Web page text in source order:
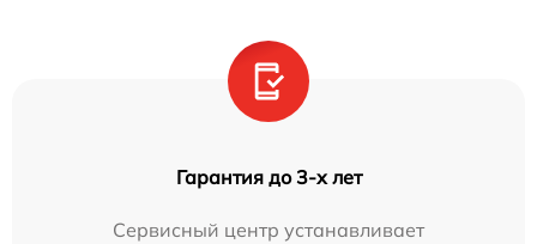
Гарантия до 3-х лет
Сервисный центр устанавливает